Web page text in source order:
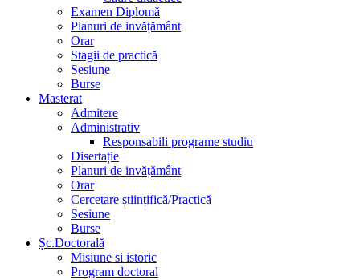
Examen Diplomă
Planuri de invățământ
Orar
Stagii de practică
Sesiune
Burse
Masterat
Admitere
Administrativ
Responsabili programe studiu
Disertație
Planuri de invățământ
Orar
Cercetare științifică/Practică
Sesiune
Burse
Șc.Doctorală
Misiune si istoric
Program doctoral